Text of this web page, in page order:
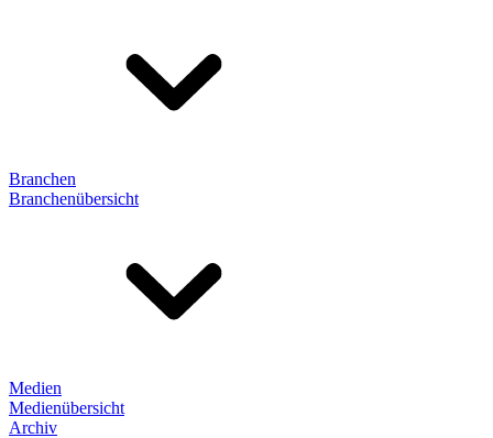
Branchen
Branchenübersicht
Medien
Medienübersicht
Archiv